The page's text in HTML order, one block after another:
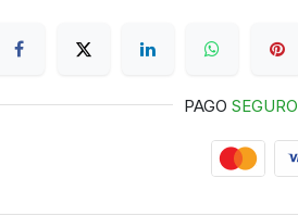
PAGO SEGURO